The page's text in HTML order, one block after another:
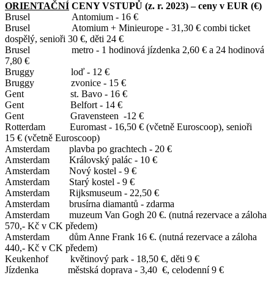
ORIENTAČNÍ CENY VSTUPŮ (z. r. 2023) – ceny v EUR (€)
Brusel Antomium - 16 €
Brusel Atomium + Minieurope - 31,30 € combi ticket
dospělý, senioři 30 €, děti 24 €
Brusel metro - 1 hodinová jízdenka 2,60 € a 24 hodinová
7,80 €
Bruggy loď - 12 €
Bruggy zvonice - 15 €
Gent st. Bavo - 16 €
Gent Belfort - 14 €
Gent Gravensteen -12 €
Rotterdam Euromast - 16,50 € (včetně Euroscoop), senioři
15 € (včetně Euroscoop)
Amsterdam plavba po grachtech - 20 €
Amsterdam Královský palác - 10 €
Amsterdam Nový kostel - 9 €
Amsterdam Starý kostel - 9 €
Amsterdam Rijksmuseum - 22,50 €
Amsterdam brusírna diamantů - zdarma
Amsterdam muzeum Van Gogh 20 €. (nutná rezervace a záloha
570,- Kč v CK předem)
Amsterdam dům Anne Frank 16 €. (nutná rezervace a záloha
440,- Kč v CK předem)
Keukenhof květinový park - 18,50 €, děti 9 €
Jízdenka městská doprava - 3,40 €, celodenní 9 €